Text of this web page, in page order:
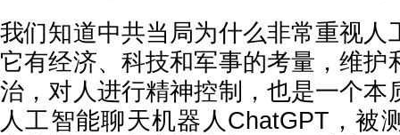
我们知道中共当局为什么非常重视人
它有经济、科技和军事的考量，维护
治，对人进行精神控制，也是一个本
人工智能聊天机器人ChatGPT，被